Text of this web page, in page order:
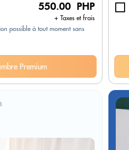
550.00 PHP
+ Taxes et frais
possible à tout moment sans
Premium